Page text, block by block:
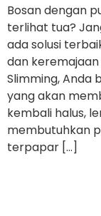
Bosan dengan
terlihat tua?
ada solusi
dan
Slimming, Anda
yang akan
kembali halus,
membutuhkan
terpapar […]